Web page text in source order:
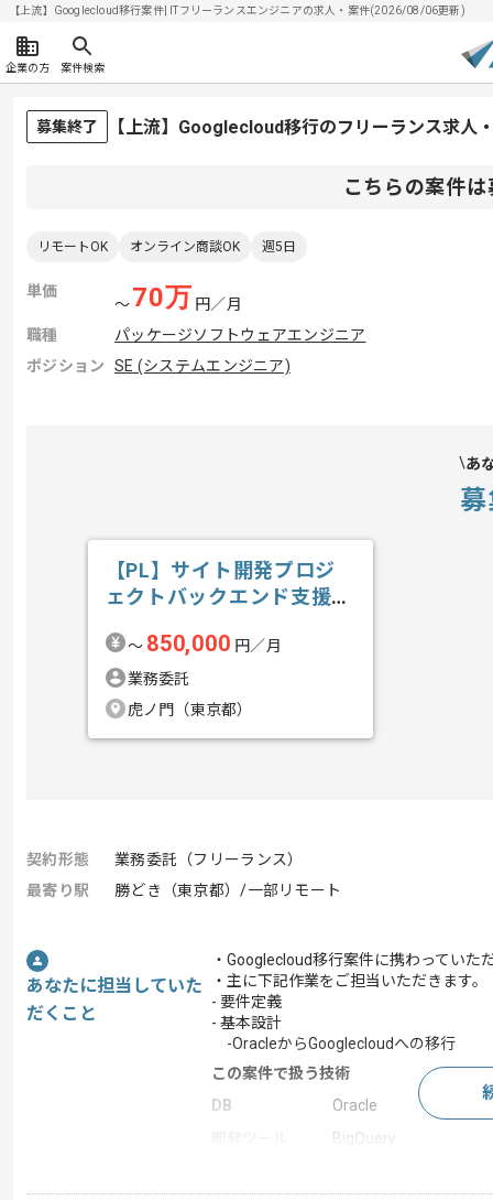
【上流】Googlecloud移行案件| ITフリーランスエンジニアの求人・案件(2026/08/06更新)
企業の方 案件検索
募集終了 【上流】Googlecloud移行のフリーランス求人
こちらの案件
リモートOK オンライン商談OK 週5日
単価
〜70万 円／月
職種
パッケージソフトウェアエンジニア
ポジション
SE (システムエンジニア)
あ
【PL】サイト開発プロジ
ェクトバックエンド支援の
〜 850,000 円／月
業務委託
虎ノ門（東京都）
契約形態
業務委託（フリーランス）
最寄り駅
勝どき（東京都）/一部リモート
あなたに担当していた
だくこと
・Googlecloud移行案件に携わっていた
・主に下記作業をご担当いただきます。
- 要件定義
- 基本設計
-OracleからGooglecloudへの移行
この案件で扱う技術
DB
Oracle
BigQuery